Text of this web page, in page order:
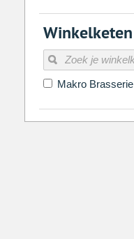
2 3
9 10
16 17
23 24
30 31
Winkelketen
Makro Brasserie